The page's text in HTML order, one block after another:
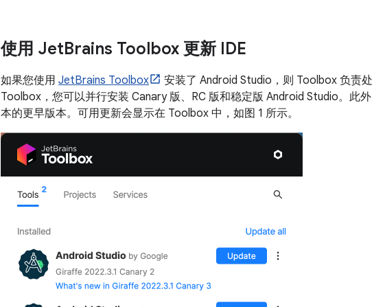
使用 JetBrains Toolbox 更新 IDE
如果您使用 JetBrains Toolbox
安装了 Android Studio，则 Toolbox 负责
Toolbox，您可以并行安装 Canary 版、RC 版和稳定版 Android Studio。此
本的更早版本。可用更新会显示在 Toolbox 中，如图 1 所示。